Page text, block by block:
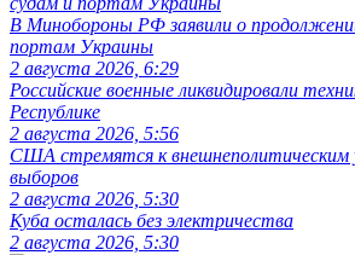
В Минобороны РФ заявили о
портам Украины
2 августа 2026, 6:29
Российские военные ликвидировали
Республике
2 августа 2026, 5:56
США стремятся к внешнеполитическим
выборов
2 августа 2026, 5:30
Куба осталась без электричества
2 августа 2026, 5:30